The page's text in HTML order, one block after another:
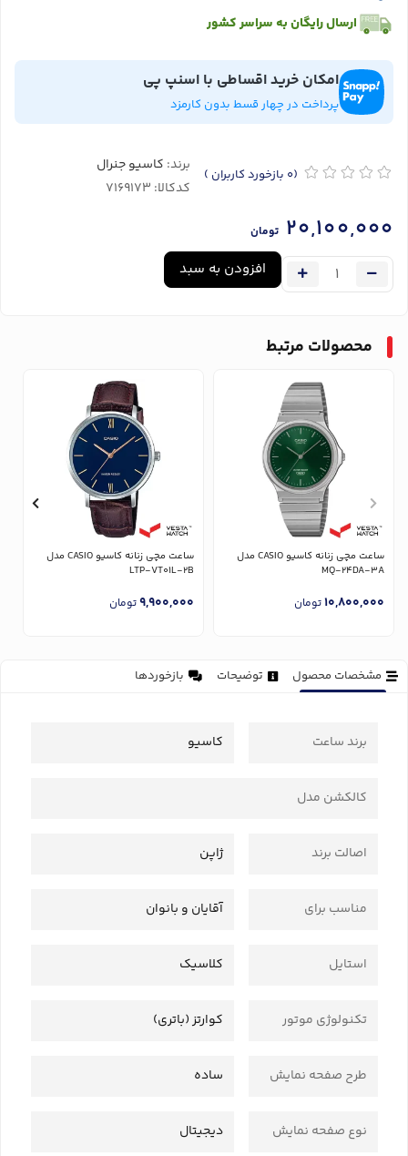
ارسال رایگان به سراسر کشور
امکان خرید اقساطی با اسنپ پی
پرداخت در چهار قسط بدون کارمزد
(0 بازخورد کاربران ) برند: کاسیو جنرال
کدکالا:
20,100,000 تومان
افزودن به سبد
محصولات مرتبط
ساعت مچی زنانه کاسیو CASIO مدل
MQ-24DA-3A
10,800,000تومان
ساعت مچی زنانه کاسیو CASIO مدل
LTP-VT01L-2B
9,900,000تومان
مشخصات محصول توضیحات بازخوردها
برند ساعت کاسیو
کالکشن مدل
اصالت برند ژاپن
مناسب برای آقایان و بانوان
استایل کلاسیک
تکنولوژی موتور کوارتز (باتری)
طرح صفحه نمایش ساده
نوع صفحه نمایش دیجیتال